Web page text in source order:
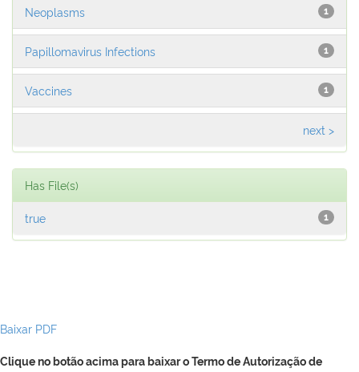
1
Neoplasms
1
Papillomavirus Infections
1
Vaccines
next >
Has File(s)
1
true
Baixar PDF
Clique no botão acima para baixar o Termo de Autorização de